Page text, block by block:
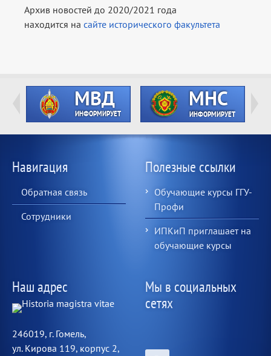
Архив новостей до 2020/2021 года
находится на сайте исторического факультета
Навигация
Обратная связь
Сотрудники
Полезные ссылки
Обучающие курсы ГГУ-
Профи
ИПКиП приглашает на
обучающие курсы
Наш адрес
246019, г. Гомель,
ул. Кирова 119, корпус 2,
Мы в социальных
сетях